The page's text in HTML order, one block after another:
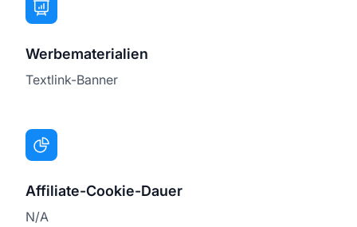
Werbematerialien
Textlink-Banner
Affiliate-Cookie-Dauer
N/A